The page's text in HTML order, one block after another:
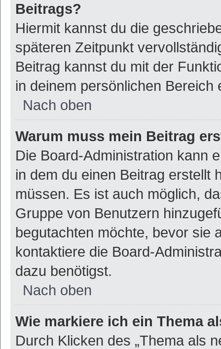
Beitrags?
Hiermit kannst du die
späteren Zeitpunkt
Beitrag kannst du mit der
in deinem persönlichen Bereich
Nach oben
Warum muss mein Beitrag
Die Board-Administration kann
in dem du einen Beitrag erstellt
müssen. Es ist auch möglich,
Gruppe von Benutzern
begutachten möchte, bevor sie
kontaktiere die Board-
dazu benötigst.
Nach oben
Wie markiere ich ein Thema
Durch Klicken des „Thema als